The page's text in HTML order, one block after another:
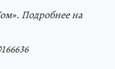
Подробнее на